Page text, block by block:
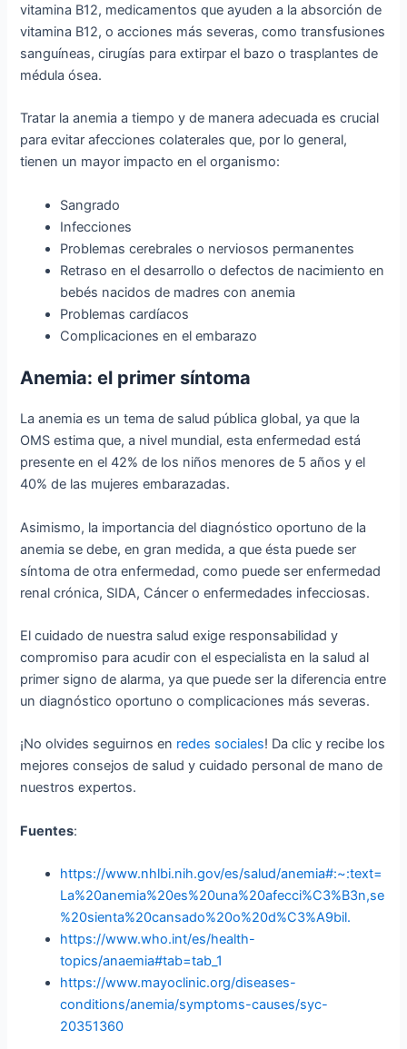
vitamina B12, medicamentos que ayuden a la absorción de
vitamina B12, o acciones más severas, como transfusiones
sanguíneas, cirugías para extirpar el bazo o trasplantes de
médula ósea.
Tratar la anemia a tiempo y de manera adecuada es crucial
para evitar afecciones colaterales que, por lo general,
tienen un mayor impacto en el organismo:
Sangrado
Infecciones
Problemas cerebrales o nerviosos permanentes
Retraso en el desarrollo o defectos de nacimiento en
bebés nacidos de madres con anemia
Problemas cardíacos
Complicaciones en el embarazo
Anemia: el primer síntoma
La anemia es un tema de salud pública global, ya que la
OMS estima que, a nivel mundial, esta enfermedad está
presente en el 42% de los niños menores de 5 años y el
40% de las mujeres embarazadas.
Asimismo, la importancia del diagnóstico oportuno de la
anemia se debe, en gran medida, a que ésta puede ser
síntoma de otra enfermedad, como puede ser enfermedad
renal crónica, SIDA, Cáncer o enfermedades infecciosas.
El cuidado de nuestra salud exige responsabilidad y
compromiso para acudir con el especialista en la salud al
primer signo de alarma, ya que puede ser la diferencia entre
un diagnóstico oportuno o complicaciones más severas.
¡No olvides seguirnos en redes sociales! Da clic y recibe los
mejores consejos de salud y cuidado personal de mano de
nuestros expertos.
Fuentes:
https://www.nhlbi.nih.gov/es/salud/anemia#:~:text=
La%20anemia%20es%20una%20afecci%C3%B3n,se
%20sienta%20cansado%20o%20d%C3%A9bil.
https://www.who.int/es/health-
topics/anaemia#tab=tab_1
https://www.mayoclinic.org/diseases-
conditions/anemia/symptoms-causes/syc-
20351360